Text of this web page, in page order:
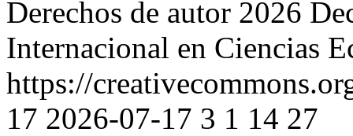
Derechos de autor 2026
Internacional en Ciencias
https://
17 2026-07-17 3 1 14 27